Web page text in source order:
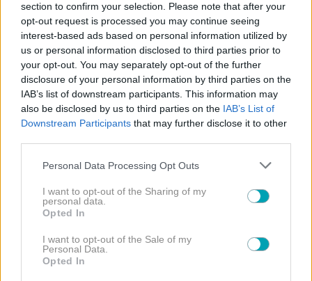
section to confirm your selection. Please note that after your
opt-out request is processed you may continue seeing
interest-based ads based on personal information utilized by
us or personal information disclosed to third parties prior to
your opt-out. You may separately opt-out of the further
disclosure of your personal information by third parties on the
IAB’s list of downstream participants. This information may
also be disclosed by us to third parties on the IAB’s List of
Downstream Participants that may further disclose it to other
Please note that this website/app uses one or more Google
not limited to your visit or usage behaviour. You may click to
grant or deny consent to Google and its third-party tags to
use your data for below specified purposes in below Google
consent section.
Personal Data Processing Opt Outs
I want to opt-out of the Sharing of my
personal data.
Opted In
I want to opt-out of the Sale of my
Personal Data.
Opted In
Γιώργος Παράσχος: Συνεχίζει τη μάχη με τον
καρκίνο – Η νέα ανάρτηση από το νοσοκομείο